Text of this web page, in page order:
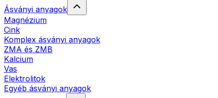
Ásványi anyagok
Magnézium
Cink
Komplex ásványi anyagok
ZMA és ZMB
Kalcium
Vas
Elektrolitok
Egyéb ásványi anyagok